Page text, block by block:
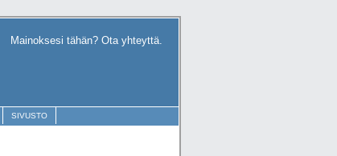
Mainoksesi tähän? Ota yhteyttä.
SIVUSTO